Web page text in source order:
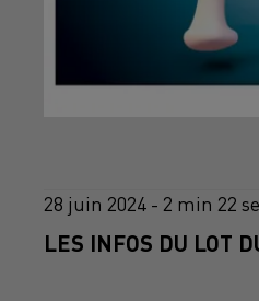
28 juin 2024 - 2 min 22
LES INFOS DU LOT